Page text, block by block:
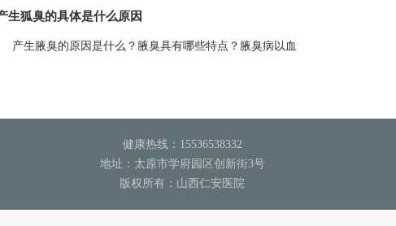
生狐臭的具体是什么原因
腋臭的原因是什么？腋臭具有哪些特点？腋臭病以血
健康热线：15536538332
地址：太原市学府园区创新街3号
版权所有：山西仁安医院